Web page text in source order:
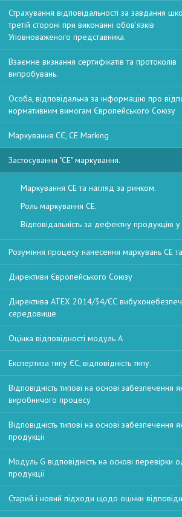
Страхування відповідальності за завдання
третій стороні при виконанні обов'язків
Уповноваженого представника.
Взаємне визнання сертифікатів та протоколів
випробувань.
Особа, відповідальна за інформацію про
нормативним вимогам Європейського Союзу
Маркування СЄ, CE Marking
Застосування "CE" маркування.
Маркування CE та нагляд за ринком.
Роль маркування CE.
Відповідальність за дефектну продукцію
Розуміння процесу нанесення маркувань CE
Директиви Європейського Союзу
Директива ATEX 2014/34/ЄС
середовище
Оцінка відповідності модуль А
Експертиза типу ЄС, відповідність типу.
Відповідність типові на основі забезпечення
виробничого процесу
Відповідність типові на основі забезпечення
продукції
Модуль G відповідність на основі перевірки
продукції
Старий і новий підходи щодо оцінки